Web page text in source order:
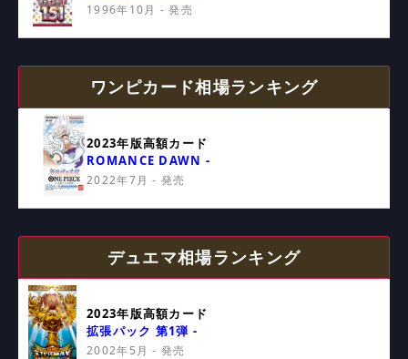
1996年10月 - 発売
ワンピカード相場ランキング
2023年版高額カード
ROMANCE DAWN -
2022年7月 - 発売
デュエマ相場ランキング
2023年版高額カード
拡張パック 第1弾 -
2002年5月 - 発売